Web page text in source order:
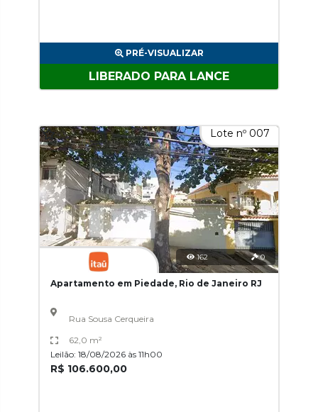
PRÉ-VISUALIZAR
LIBERADO PARA LANCE
Lote nº 007
162 0
Apartamento em Piedade, Rio de Janeiro RJ
Rua Sousa Cerqueira
62,0 m²
Leilão: 18/08/2026 às 11h00
R$ 106.600,00